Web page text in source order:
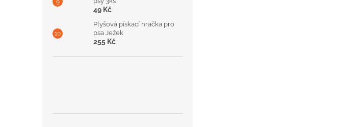
49 Kč
Plyšová pískací hračka pro
psa Ježek
255 Kč